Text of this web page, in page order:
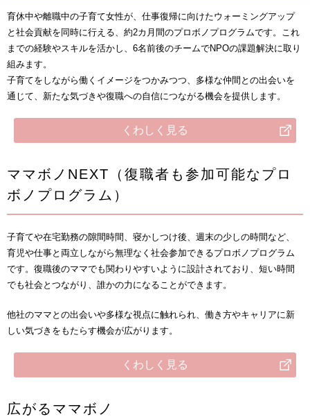
育休中や離職中の子育て女性が、仕事復帰に向けたウォーミングアップ
と社会貢献を同時に行える、約2カ月間のプロボノプログラムです。これ
までの経験やスキルを活かし、6名前後のチームでNPOの課題解決に取り
組みます。
子育てをしながら働くイメージをつかみつつ、多様な仲間との出会いを
通じて、新たな気づきや復職への自信につながる機会を提供します。
くわしく見る
ママボノNEXT（復職者も参加可能なプロ
ボノプログラム）
子育てや在宅勤務の隙間時間、寝かしつけ後、週末の少しの時間など、
育児や仕事と両立しながら無理なく社会参加できるプロボノプログラム
です。復職後のママでも関わりやすいように設計されており、短い時間
でも社会とつながり、誰かの力になることができます。
他社のママとの出会いや多様な視点に触れられ、働き方やキャリアに新
しい気づきをもたらす機会が広がります。
くわしく見る
広がるママボノ